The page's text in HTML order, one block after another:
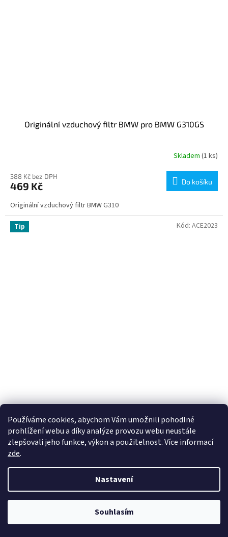
Používáme cookies, abychom Vám umožnili pohodlné
prohlížení webu a díky analýze provozu webu neustále
zlepšovali jeho funkce, výkon a použitelnost. Více informací
zde.
Nastavení
Souhlasím
Originální vzduchový filtr BMW pro BMW G310GS
Skladem (1 ks)
388 Kč bez DPH
469 Kč Do košíku
Originální vzduchový filtr BMW G310
Tip
ACEBIKES POPRUHY S RÁČNOU 2-PACK 350kg S
Skladem(2 ks)
860 Kč bez DPH
1 040 Kč
cena:
Kód: ACE2023